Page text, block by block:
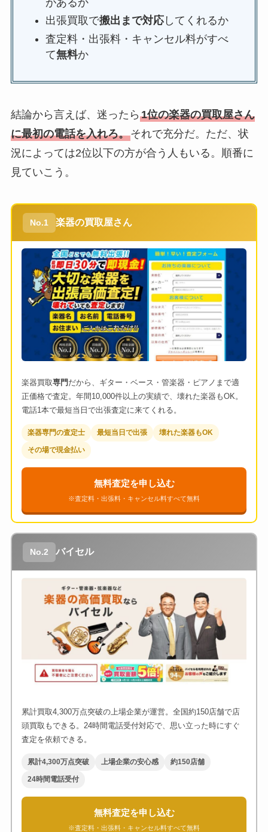
出張買取で搬出まで対応してくれるか
査定料・出張料・キャンセル料がすべ
て無料か
結論から言えば、迷ったら 1位の楽器の買取屋さん
に最初の電話を入れろ。それで充分だ。ただ、状
況によっては2位以下の方が合う人もいる。順番に
見ていこう。
No.1 楽器の買取屋さん
楽器買取専門 だから、ギター・ベース・管楽器・ピアノまで適
正価格で査定。年間10,000件以上の実績で、壊れた楽器もOK。
電話1本で最短当日で出張査定に来てくれる。
楽器専門の査定士 最短当日で出張 壊れた楽器もOK
その場で現金払い
無料査定を申し込む
※査定料・出張料・キャンセル料すべて無料
No.2 バイセル
累計買取4,300万点突破の上場企業が運営。全国約150店舗で店
頭買取もできる。24時間電話受付対応で、思い立った時にすぐ
査定を依頼できる。
累計4,300万点突破 上場企業の安心感 約150店舗
24時間電話受付
無料査定を申し込む
※査定料・出張料・キャンセル料すべて無料